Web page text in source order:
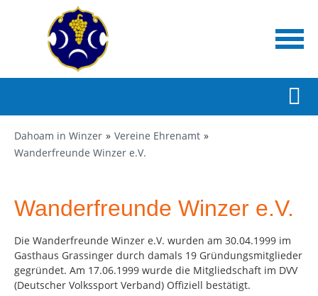
Dahoam in Winzer
Vereine Ehrenamt
Wanderfreunde Winzer e.V.
Wanderfreunde Winzer e.V.
Die Wanderfreunde Winzer e.V. wurden am 30.04.1999 im
Gasthaus Grassinger durch damals 19 Gründungsmitglieder
gegründet. Am 17.06.1999 wurde die Mitgliedschaft im DVV
(Deutscher Volkssport Verband) Offiziell bestätigt.